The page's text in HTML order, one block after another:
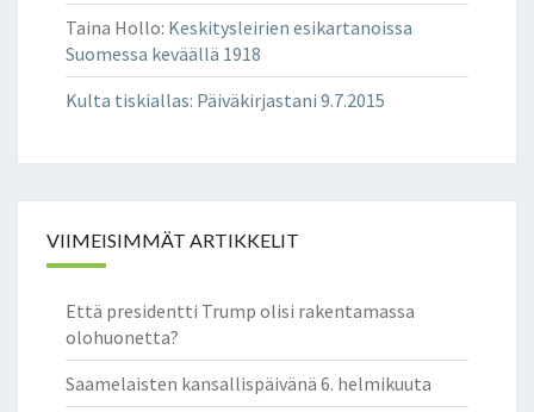
Taina Hollo: Keskitysleirien esikartanoissa
Suomessa keväällä 1918
Kulta tiskiallas: Päiväkirjastani 9.7.2015
VIIMEISIMMÄT ARTIKKELIT
Että presidentti Trump olisi rakentamassa
olohuonetta?
Saamelaisten kansallispäivänä 6. helmikuuta